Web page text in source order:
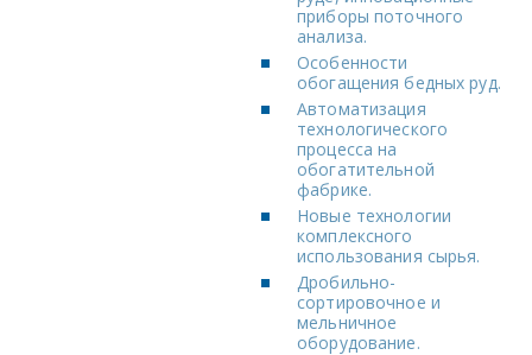
приборы поточного
анализа.
Особенности
обогащения бедных руд.
Автоматизация
технологического
процесса на
обогатительной
фабрике.
Новые технологии
комплексного
использования сырья.
Дробильно-
сортировочное и
мельничное
оборудование.